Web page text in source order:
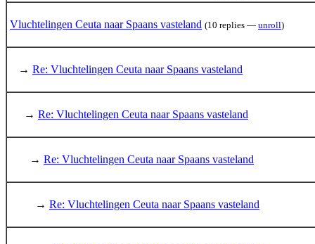
Vluchtelingen Ceuta naar Spaans vasteland (10 replies — unroll)
→ Re: Vluchtelingen Ceuta naar Spaans vasteland
→ Re: Vluchtelingen Ceuta naar Spaans vasteland
→ Re: Vluchtelingen Ceuta naar Spaans vasteland
→ Re: Vluchtelingen Ceuta naar Spaans vasteland